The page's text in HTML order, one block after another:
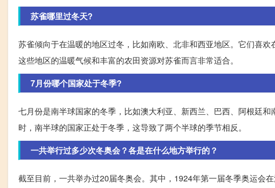
苏雀哪里过冬天?
苏雀倾向于在温暖的地区过冬，比如南欧、北非和西亚地区。它们喜
这些地区的温暖气候和丰富的农田资源对苏雀而言非常适合。
7月份哪个国家处于冬季?
七月份是南半球国家的冬季，比如澳大利亚、新西兰、巴西、阿根廷
时，南半球的国家正处于冬季，这导致了两个半球的季节相反。
一共举行过多少次冬奥会？各是在什么地方举行的？
截至目前，一共举办过20届冬奥会。其中，1924年第一届冬季奥运会